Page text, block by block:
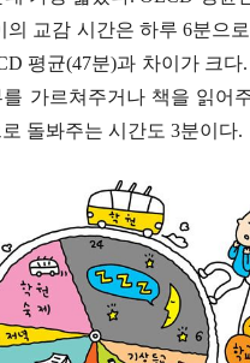
의 교감 시간은 하루6분으로
평균(47분)과 차이가 크다.
가르쳐주거나 책을 읽어
돌봐주는 시간도 3분이다.